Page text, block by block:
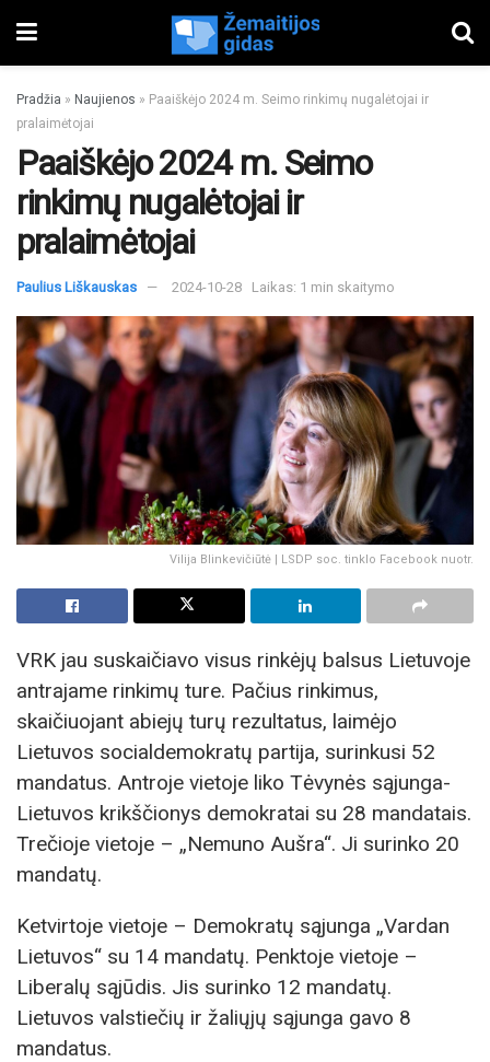
Pradžia » Naujienos » Paaiškėjo 2024 m. Seimo rinkimų nugalėtojai ir
pralaimėtojai
Paaiškėjo 2024 m. Seimo
rinkimų nugalėtojai ir
pralaimėtojai
Paulius Liškauskas 2024-10-28 Laikas: 1 min skaitymo
Vilija Blinkevičiūtė | LSDP soc. tinklo Facebook nuotr.
VRK jau suskaičiavo visus rinkėjų balsus Lietuvoje
antrajame rinkimų ture. Pačius rinkimus,
skaičiuojant abiejų turų rezultatus, laimėjo
Lietuvos socialdemokratų partija, surinkusi 52
mandatus. Antroje vietoje liko Tėvynės sąjunga-
Lietuvos krikščionys demokratai su 28 mandatais.
Trečioje vietoje – „Nemuno Aušra“. Ji surinko 20
mandatų.
Ketvirtoje vietoje – Demokratų sąjunga „Vardan
Lietuvos“ su 14 mandatų. Penktoje vietoje –
Liberalų sąjūdis. Jis surinko 12 mandatų.
Lietuvos valstiečių ir žaliųjų sąjunga gavo 8
mandatus.